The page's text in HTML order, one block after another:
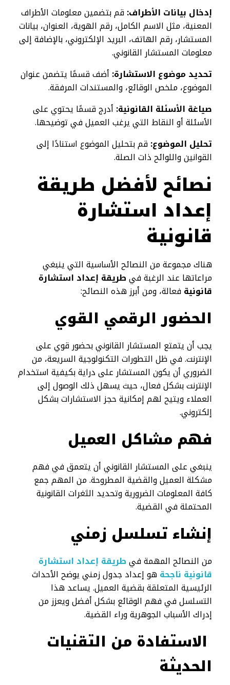
إدخال بيانات الأطراف:قم بتضمين معلومات الأطراف
المعنية، مثل الاسم الكامل، رقم الهوية، العنوان، بيانات
المستشار، رقم الهاتف، البريد الإلكتروني، بالإضافة إلى
معلومات المستشار القانوني.
تحديد موضوع الاستشارة:أضف قسمًا يتضمن عنوان
الموضوع، ملخص الوقائع، والمستندات المرفقة.
صياغة الأسئلة القانونية:أدرج قسمًا يحتوي على
الأسئلة أو النقاط التي يرغب العميل في توضيحها.
تحليل الموضوع:قم بتحليل الموضوع استنادًا إلى
القوانين واللوائح ذات الصلة.
نصائح لأفضل طريقة
إعداد استشارة
قانونية
هناك مجموعة من النصائح الأساسية التي ينبغي
مراعاتها عند الرغبة فيطريقة إعداد استشارة
قانونيةفعالة، ومن أبرز هذه النصائح:
الحضور الرقمي القوي
يجب أن يتمتع المستشار القانوني بحضور قوي على
الإنترنت. في ظل التطورات التكنولوجية السريعة، من
الضروري أن يكون المستشار على دراية بكيفية استخدام
الإنترنت بشكل فعال، حيث يسهل ذلك الوصول إلى
العملاء ويتيح لهم إمكانية حجز الاستشارات بشكل
إلكتروني.
فهم مشاكل العميل
ينبغي على المستشار القانوني أن يتعمق في فهم
مشكلة العميل والقضية المطروحة. من المهم جمع
كافة المعلومات الضرورية وتحديد الثغرات القانونية
المحتملة في القضية.
إنشاء تسلسل زمني
من النصائح المهمة فيطريقة إعداد استشارة
قانونية ناجحةهو إعداد جدول زمني يوضح الأحداث
الرئيسية المتعلقة بقضية العميل. يساعد هذا
التسلسل في فهم الوقائع بشكل أفضل ويعزز من
إدراك الأسباب الجوهرية وراء القضية.
الاستفادة من التقنيات
الحديثة